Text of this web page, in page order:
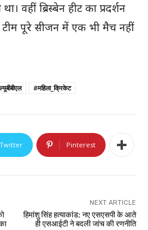
वहीं ब्रिस्बेन हीट का प्रदर्शन
पूरे सीजन में एक भी मैच नहीं
#महिला_क्रिकेट
Twitter Pinterest
NEXT ARTICLE
हिमांशु सिंह हत्याकांड: नए एसएसपी के आते
ही एसआईटी ने बदली जांच की रणनीति